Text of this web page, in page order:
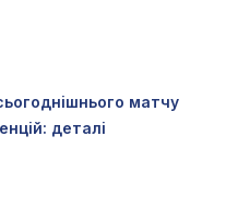
матчу
деталі